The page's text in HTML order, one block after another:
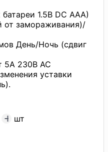
1.5В DC AAA)
от замораживания)/
День/Ночь (сдвиг
5А 230В АС
уставки
шт